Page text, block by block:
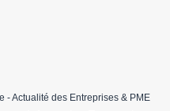
- Actualité des Entreprises & PME